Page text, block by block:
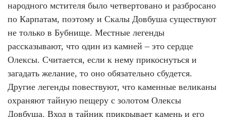
народного мстителя было четвертовано и разбросано
по Карпатам, поэтому и Скалы Довбуша существуют
не только в Бубнище. Местные легенды
рассказывают, что один из камней – это сердце
Олексы. Считается, если к нему прикоснуться и
загадать желание, то оно обязательно сбудется.
Другие легенды повествуют, что каменные великаны
охраняют тайную пещеру с золотом Олексы
Довбуша. Вход в тайник прикрывает камень и его